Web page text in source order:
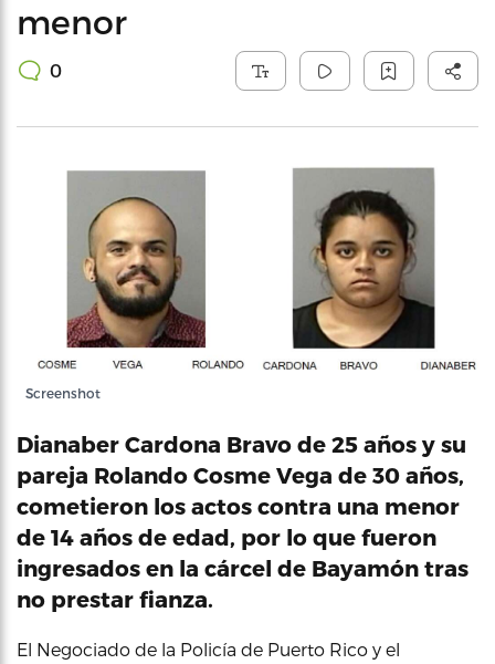
menor
0
Screenshot
Dianaber Cardona Bravo de 25 años y su
pareja Rolando Cosme Vega de 30 años,
cometieron los actos contra una menor
de 14 años de edad, por lo que fueron
ingresados en la cárcel de Bayamón tras
no prestar fianza.
El Negociado de la Policía de Puerto Rico y el